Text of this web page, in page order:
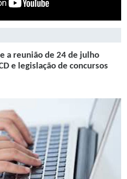
a reunião de 24 de julho
e legislação de concursos